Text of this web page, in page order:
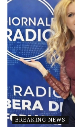
BREAKING NEWS